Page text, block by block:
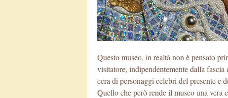
Questo museo, in realtà non è pensato
visitatore, indipendentemente dalla
cera di personaggi celebri del presente e
Quello che però rende il museo una vera